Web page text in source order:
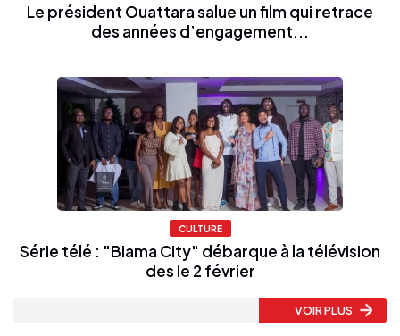
Le président Ouattara salue un film qui retrace
des années d’engagement...
CULTURE
Série télé : "Biama City" débarque à la télévision
des le 2 février
VOIR PLUS